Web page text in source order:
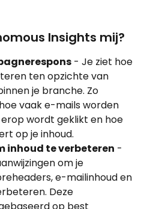
Insights mij?
- Je ziet hoe
ten opzichte van
je branche. Zo
vaak e-mails worden
wordt geklikt en hoe
op je inhoud.
inhoud te verbeteren -
om je
e-mailinhoud en
Deze
op best